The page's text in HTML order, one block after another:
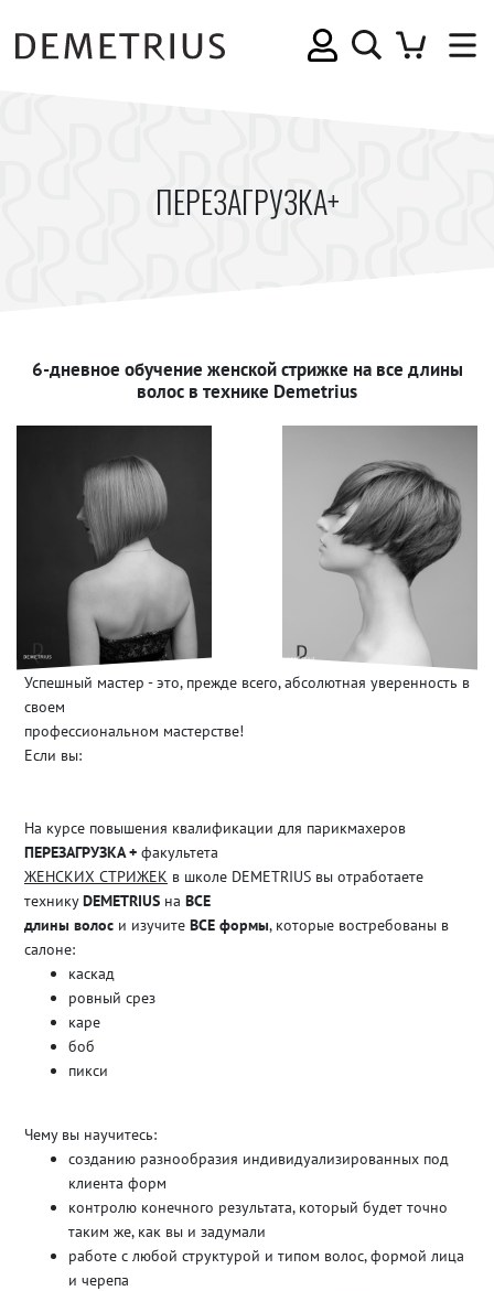
ПЕРЕЗАГРУЗКА+
6-дневное обучение женской стрижке на все длины
волос в технике Demetrius
Успешный мастер - это, прежде всего, абсолютная уверенность в
своем
профессиональном мастерстве!
Если вы:
На курсе повышения квалификации для парикмахеров
ПЕРЕЗАГРУЗКА + факультета
ЖЕНСКИХ СТРИЖЕК в школе DEMETRIUS вы отработаете
техникуDEMETRIUS на ВСЕ
длины волос и изучите ВСЕ формы, которые востребованы в
салоне:
каскад
ровный срез
каре
боб
пикси
Чему вы научитесь:
созданию разнообразия индивидуализированных под
клиента форм
контролю конечного результата, который будет точно
таким же, как вы и задумали
работе с любой структурой и типом волос, формой лица
и черепа